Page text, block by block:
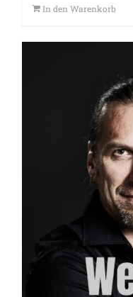
In den Warenkorb